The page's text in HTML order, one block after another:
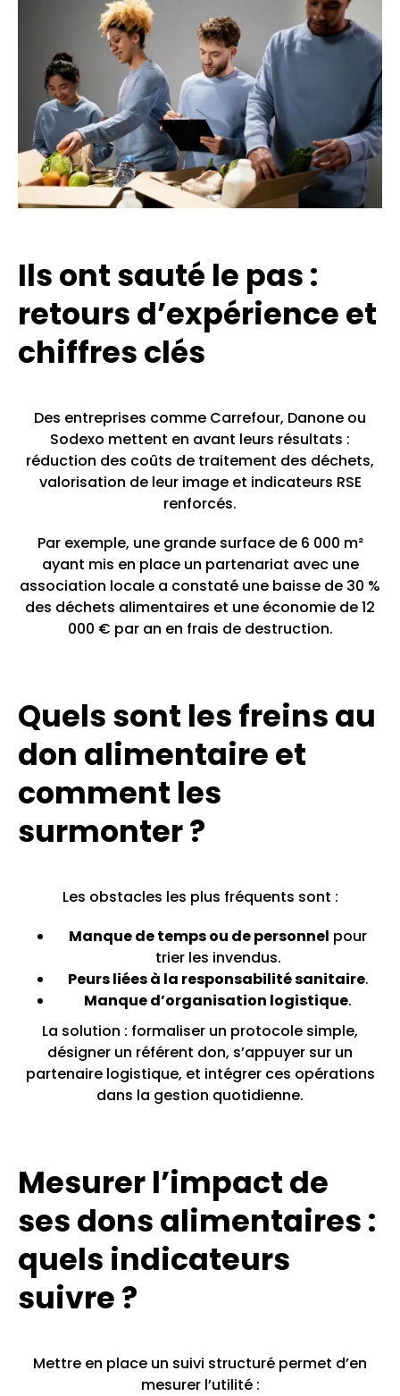
Ils ont sauté le pas :
retours d’expérience et
chiffres clés
Des entreprises comme Carrefour, Danone ou
Sodexo mettent en avant leurs résultats :
réduction des coûts de traitement des déchets,
valorisation de leur image et indicateurs RSE
renforcés.
Par exemple, une grande surface de 6 000 m²
ayant mis en place un partenariat avec une
association locale a constaté une baisse de 30 %
des déchets alimentaires et une économie de 12
000 € par an en frais de destruction.
Quels sont les freins au
don alimentaire et
comment les
surmonter ?
Les obstacles les plus fréquents sont :
Manque de temps ou de personnel pour
trier les invendus.
Peurs liées à la responsabilité sanitaire.
Manque d’organisation logistique.
La solution : formaliser un protocole simple,
désigner un référent don, s’appuyer sur un
partenaire logistique, et intégrer ces opérations
dans la gestion quotidienne.
Mesurer l’impact de
ses dons alimentaires :
quels indicateurs
suivre ?
Mettre en place un suivi structuré permet d’en
mesurer l’utilité :